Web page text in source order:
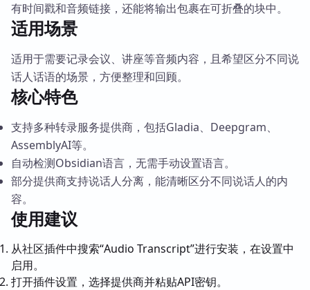
有时间戳和音频链接，还能将输出包裹在可折叠的块中。
适用场景
适用于需要记录会议、讲座等音频内容，且希望区分不同说
话人话语的场景，方便整理和回顾。
核心特色
支持多种转录服务提供商，包括Gladia、Deepgram、
AssemblyAI等。
自动检测Obsidian语言，无需手动设置语言。
部分提供商支持说话人分离，能清晰区分不同说话人的内
容。
使用建议
从社区插件中搜索“Audio Transcript”进行安装，在设置中
启用。
打开插件设置，选择提供商并粘贴API密钥。